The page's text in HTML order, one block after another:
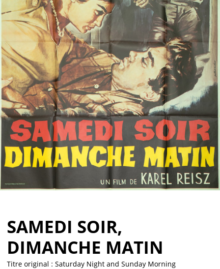
Vendre
SAMEDI SOIR,
DIMANCHE MATIN
Titre original : Saturday Night and Sunday Morning